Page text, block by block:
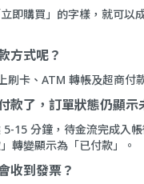
即購買」的字樣，就可以
方式呢？
刷卡、ATM 轉帳及超商付
款了，訂單狀態仍顯示
15 分鐘，待金流完成入
轉變顯示為「已付款」。
收到發票？